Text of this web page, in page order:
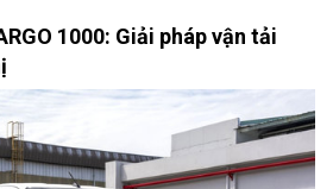
1000: Giải pháp vận tải